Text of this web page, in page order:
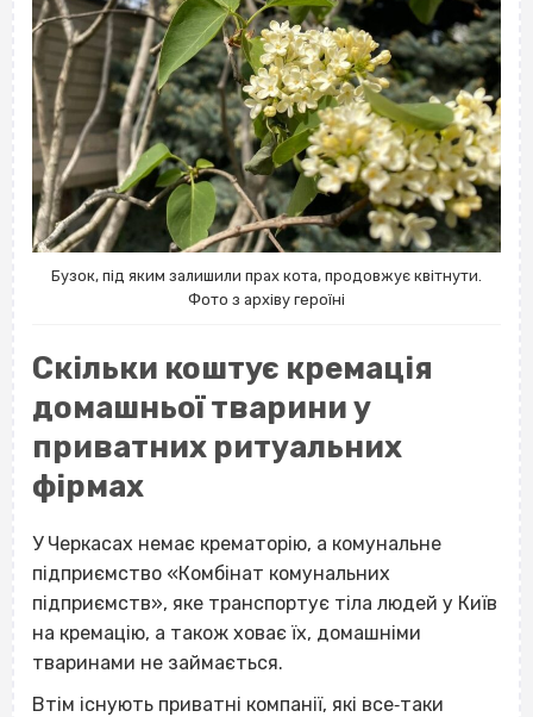
Бузок, під яким залишили прах кота, продовжує квітнути.
Фото з архіву героїні
Скільки коштує кремація
домашньої тварини у
приватних ритуальних
фірмах
У Черкасах немає крематорію, а комунальне
підприємство «Комбінат комунальних
підприємств», яке транспортує тіла людей у Київ
на кремацію, а також ховає їх, домашніми
тваринами не займається.
Втім існують приватні компанії, які все‐таки